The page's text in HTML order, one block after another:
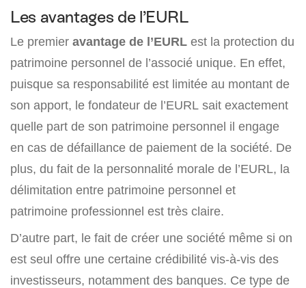
Les avantages de l’EURL
Le premier avantage de l’EURL est la protection du
patrimoine personnel de l’associé unique. En effet,
puisque sa responsabilité est limitée au montant de
son apport, le fondateur de l’EURL sait exactement
quelle part de son patrimoine personnel il engage
en cas de défaillance de paiement de la société. De
plus, du fait de la personnalité morale de l’EURL, la
délimitation entre patrimoine personnel et
patrimoine professionnel est très claire.
D’autre part, le fait de créer une société même si on
est seul offre une certaine crédibilité vis-à-vis des
investisseurs, notamment des banques. Ce type de